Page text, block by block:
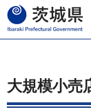
茨城県
大規模小売